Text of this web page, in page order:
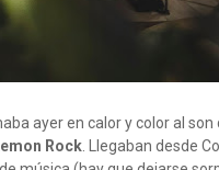
ayer en calor y color al son
Rock . Llegaban desde